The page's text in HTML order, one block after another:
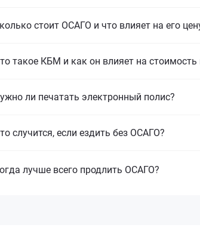
стоит ОСАГО и что влияет на его
такое КБМ и как он влияет на стоимость
ли печатать электронный полис?
случится, если ездить без ОСАГО?
лучше всего продлить ОСАГО?